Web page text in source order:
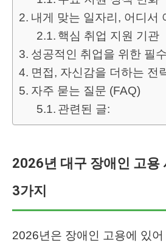
내게 맞는 일자리, 어디서
핵심 취업 지원 기관
성공적인 취업을 위한 필
면접, 자신감을 더하는 전
자주 묻는 질문 (FAQ)
관련된 글:
2026년 대구 장애인 고용
3가지
2026년은 장애인 고용에 있